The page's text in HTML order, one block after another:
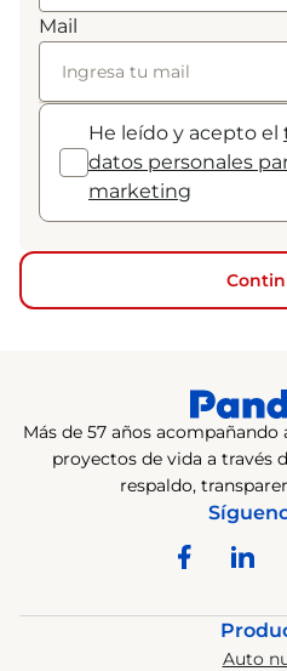
Mail
He leído y acepto el
datos personales
marketing
Más de 57 años
proyectos de vida a través
respaldo,
Auto